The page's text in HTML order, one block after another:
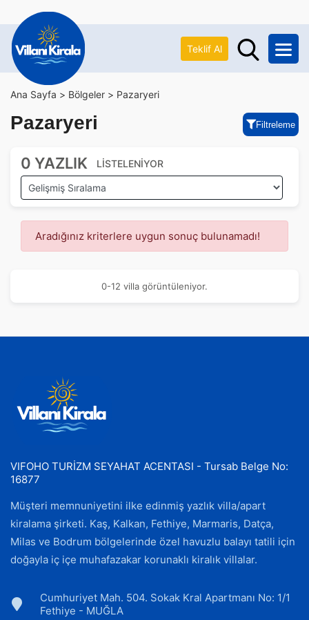
Teklif Al
Ana Sayfa > Bölgeler > Pazaryeri
Pazaryeri Filtreleme
0 YAZLIK LİSTELENİYOR
Aradığınız kriterlere uygun sonuç bulunamadı!
0-12 villa görüntüleniyor.
VIFOHO TURİZM SEYAHAT ACENTASI - Tursab Belge No:
16877
Müşteri memnuniyetini ilke edinmiş yazlık villa/apart
kiralama şirketi. Kaş, Kalkan, Fethiye, Marmaris, Datça,
Milas ve Bodrum bölgelerinde özel havuzlu balayı tatili için
doğayla iç içe muhafazakar korunaklı kiralık villalar.
Cumhuriyet Mah. 504. Sokak Kral Apartmanı No: 1/1
Fethiye - MUĞLA